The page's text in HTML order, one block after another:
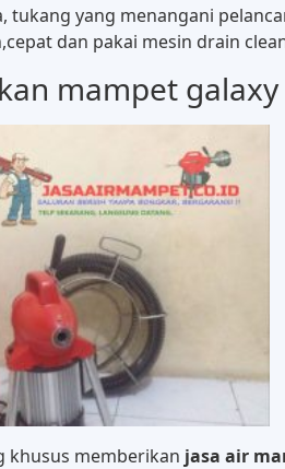
tukang yang menangani
dan pakai mesin drain
mampet
khusus memberikan jasa air